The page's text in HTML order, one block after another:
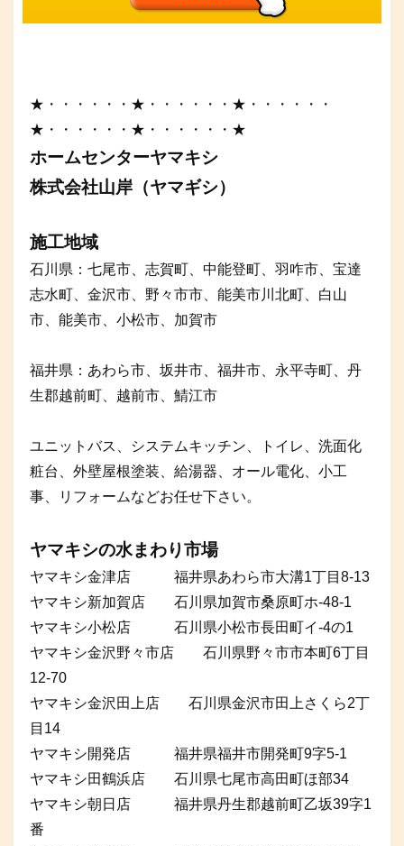
★・・・・・・★・・・・・・★・・・・・・
★・・・・・・★・・・・・・★
ホームセンターヤマキシ
株式会社山岸（ヤマギシ）
施工地域
石川県：七尾市、志賀町、中能登町、羽咋市、宝達
志水町、金沢市、野々市市、能美市川北町、白山
市、能美市、小松市、加賀市
福井県：あわら市、坂井市、福井市、永平寺町、丹
生郡越前町、越前市、鯖江市
ユニットバス、システムキッチン、トイレ、洗面化
粧台、外壁屋根塗装、給湯器、オール電化、小工
事、リフォームなどお任せ下さい。
ヤマキシの水まわり市場
ヤマキシ金津店 福井県あわら市大溝1丁目8-13
ヤマキシ新加賀店 石川県加賀市桑原町ホ-48-1
ヤマキシ小松店 石川県小松市長田町イ-4の1
ヤマキシ金沢野々市店 石川県野々市市本町6丁目
12-70
ヤマキシ金沢田上店 石川県金沢市田上さくら2丁
目14
ヤマキシ開発店 福井県福井市開発町9字5-1
ヤマキシ田鶴浜店 石川県七尾市高田町ほ部34
ヤマキシ朝日店 福井県丹生郡越前町乙坂39字1
番